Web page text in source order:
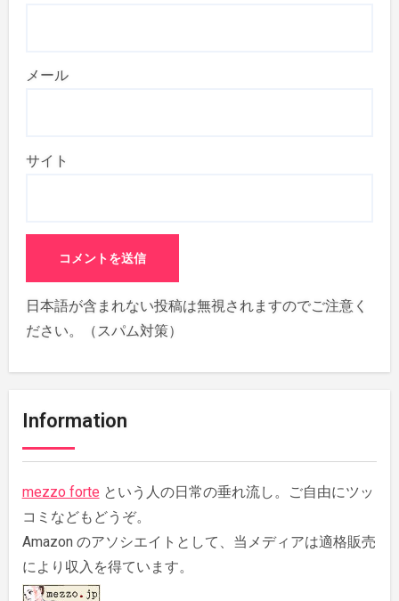
メール
サイト
日本語が含まれない投稿は無視されますのでご注意く
ださい。（スパム対策）
Information
mezzo forte という人の日常の垂れ流し。ご自由にツッ
コミなどもどうぞ。
Amazon のアソシエイトとして、当メディアは適格販売
により収入を得ています。